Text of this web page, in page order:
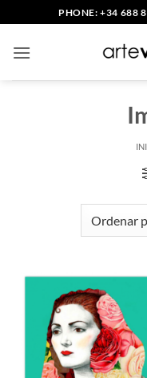
al
contenido
PHONE: +34 688